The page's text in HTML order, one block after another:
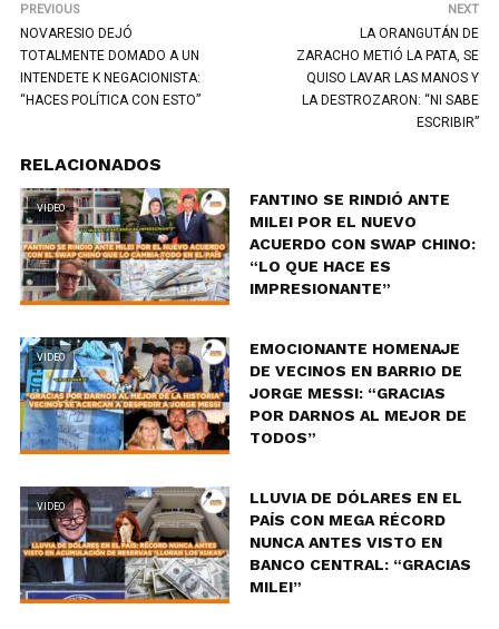
PREVIOUS
NOVARESIO DEJÓ
TOTALMENTE DOMADO A UN
INTENDETE K NEGACIONISTA:
“HACES POLÍTICA CON ESTO”
NEXT
LA ORANGUTÁN DE
ZARACHO METIÓ LA PATA, SE
QUISO LAVAR LAS MANOS Y
LA DESTROZARON: “NI SABE
ESCRIBIR”
RELACIONADOS
VIDEO
FANTINO SE RINDIÓ ANTE
MILEI POR EL NUEVO
ACUERDO CON SWAP CHINO:
“LO QUE HACE ES
IMPRESIONANTE”
VIDEO
EMOCIONANTE HOMENAJE
DE VECINOS EN BARRIO DE
JORGE MESSI: “GRACIAS
POR DARNOS AL MEJOR DE
TODOS”
VIDEO
LLUVIA DE DÓLARES EN EL
PAÍS CON MEGA RÉCORD
NUNCA ANTES VISTO EN
BANCO CENTRAL: “GRACIAS
MILEI”